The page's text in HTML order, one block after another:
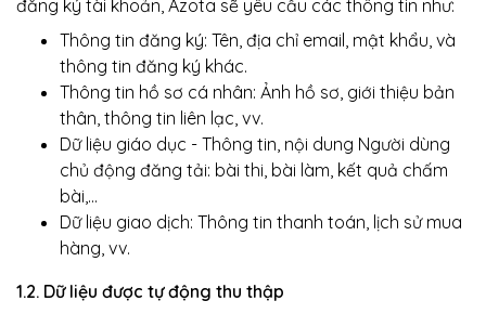
đăng ký tài khoản, Azota sẽ yêu cầu các thông tin như:
Thông tin đăng ký: Tên, địa chỉ email, mật khẩu, và
thông tin đăng ký khác.
Thông tin hồ sơ cá nhân: Ảnh hồ sơ, giới thiệu bản
thân, thông tin liên lạc, vv.
Dữ liệu giáo dục - Thông tin, nội dung Người dùng
chủ động đăng tải: bài thi, bài làm, kết quả chấm
bài,...
Dữ liệu giao dịch: Thông tin thanh toán, lịch sử mua
hàng, vv.
1.2. Dữ liệu được tự động thu thập